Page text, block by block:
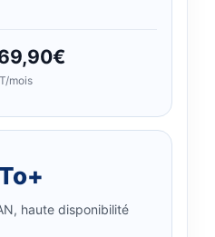
mois
haute disponibilité